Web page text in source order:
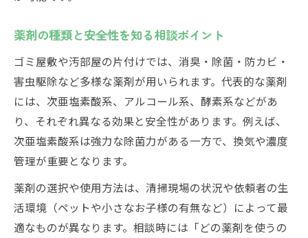
薬剤の種類と安全性を知る相談ポイント
ゴミ屋敷や汚部屋の片付けでは、消臭・除菌・防カビ・
害虫駆除など多様な薬剤が用いられます。代表的な薬剤
には、次亜塩素酸系、アルコール系、酵素系などがあ
り、それぞれ異なる効果と安全性があります。例えば、
次亜塩素酸系は強力な除菌力がある一方で、換気や濃度
管理が重要となります。
薬剤の選択や使用方法は、清掃現場の状況や依頼者の生
活環境（ペットや小さなお子様の有無など）によって最
適なものが異なります。相談時には「どの薬剤を使うの